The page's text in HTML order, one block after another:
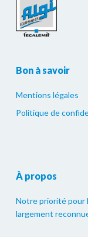
Bon à savoir
Mentions légales
Politique de
À propos
Notre priorité pour
largement